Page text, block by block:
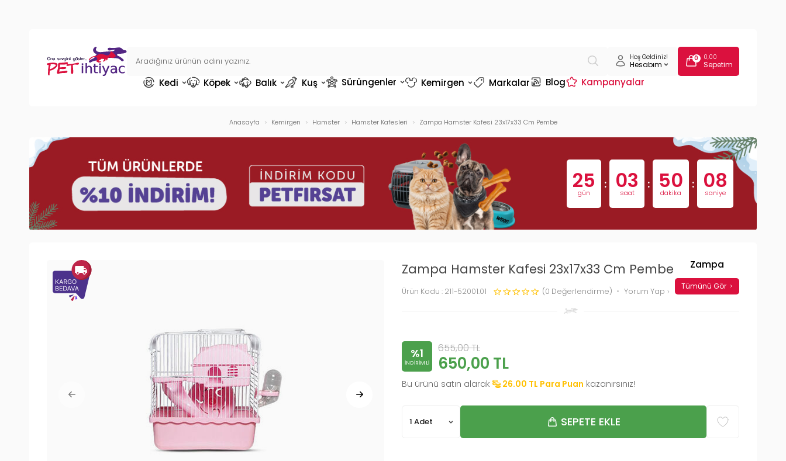
Hoş Geldiniz!
Hesabım
0 0,00
Sepetim
Kedi Köpek Balık Kuş Sürüngenler Kemirgen Markalar Blog Kampanyalar
Anasayfa Kemirgen Hamster Hamster Kafesleri Zampa Hamster Kafesi 23x17x33 Cm Pembe
25
gün 03
saat 50
dakika 07
saniye
Zampa Hamster Kafesi 23x17x33 Cm Pembe
Ürün Kodu : 211-52001.01 (0 Değerlendirme) Yorum Yap
Zampa
Tümünü Gör
%1
INDIRIMLI
655,00TL
650,00 TL
Bu ürünü satın alarak 26.00 TL Para Puan kazanırsınız!
SEPETE EKLE